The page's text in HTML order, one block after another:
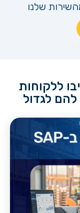
שלנו
ללקוחות
לגדול